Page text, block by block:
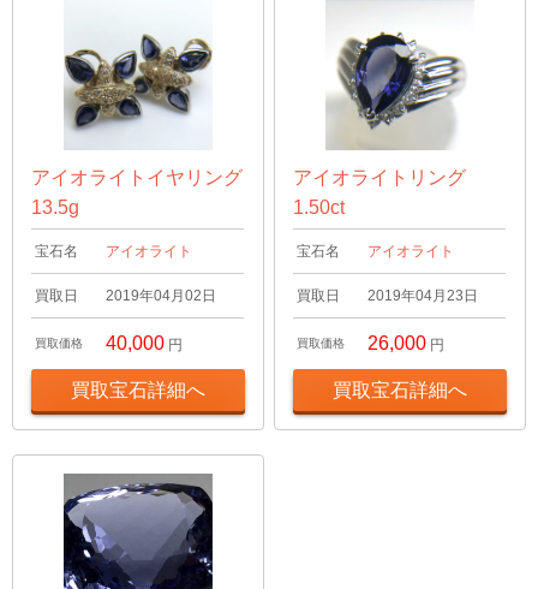
アイオライトイヤリング
13.5g
宝石名 アイオライト
買取日 2019年04月02日
買取価格 40,000 円
買取宝石詳細へ
アイオライトリング
1.50ct
宝石名 アイオライト
買取日 2019年04月23日
買取価格 26,000 円
買取宝石詳細へ